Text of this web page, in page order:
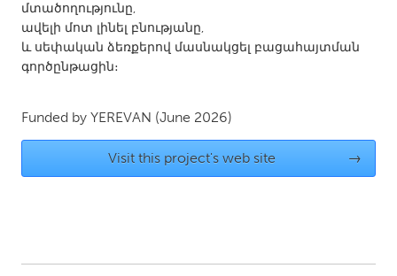
New York City, NY
Newburgh, NY
Newburyport, MA
North Minneapolis, MN
Peekskill, NY
Philadelphia, PA
Pittsburgh, PA
Portland, OR
Rhode Island
Santa Cruz, CA
Seattle, WA
մտածողությունը,
ավելի մոտ լինել բնությանը,
և սեփական ձեռքերով մասնակցել բացահայտման
գործընթացին։
Funded by YEREVAN (June 2026)
Visit this project's web site →